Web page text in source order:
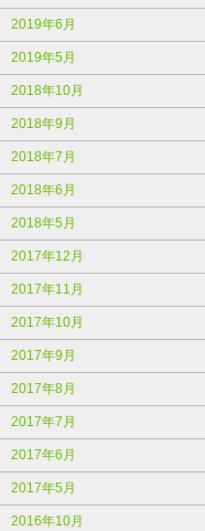
2019年6月
2019年5月
2018年10月
2018年9月
2018年7月
2018年6月
2018年5月
2017年12月
2017年11月
2017年10月
2017年9月
2017年8月
2017年7月
2017年6月
2017年5月
2016年10月